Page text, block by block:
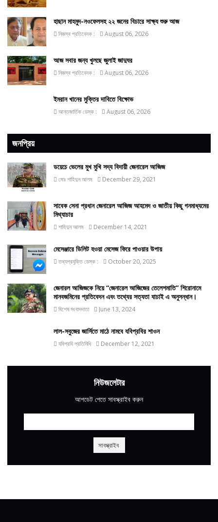
হাছান মাহমুদ-নওফেলসহ ২২ জনের বিচারে সাক্ষ্য শুরু আজ
নিজস্ব প্রতিবেদক : August 06, 2026
আজ সবার জন্য খুলছে জুলাই জাদুঘর
নিজস্ব প্রতিবেদক : August 06, 2026
ইমরান খানের মুক্তির দাবিতে বিক্ষোভ
আন্তজার্তিক ডেস্ক : August 06, 2026
জনপ্রিয়
ডয়েচে ভেলের মুখ মুখি সদ্য বিদায়ী জেনারেল আজিজ
মোঃ শাহিদুন আলম December 29, 2021
সাবেক সেনা প্রধান জেনারেল আজিজ আহমেদ ও জাতীয় কিছু গনমাধ্যমের
মিথ্যাচার
শাহিদুন আলম December 14, 2021
মেসেঞ্জারে ডিলিট হওয়া মেসেজ ফিরে পাওয়ার উপায়
তথ্যপ্রযুক্তি ডেস্ক : October 20, 2025
জেনারল আজিজকে নিয়ে “জেনারেল আজিজের তেলেশমাতি” শিরোনামে
মানবজমিনের প্রতিবেদন এবং তথ্যের সত্যতা যাচাই এ অনুসন্ধান।
বিশেষ সংবাদদাতা June 13, 2024
লাল-সবুজের জার্সিতে মাঠে নামবে যবিপ্রবির শাওন
যবিপ্রবি প্রতিনিধি December 12, 2021
নিউজলেটার
আপডেট পেতে সাবস্ক্রাইব করুন